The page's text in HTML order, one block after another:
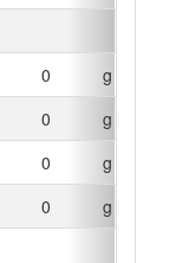
0
g
0
g
0
g
0
g